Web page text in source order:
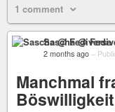
1 comment
Sascha @
2 months ago –
Manchmal